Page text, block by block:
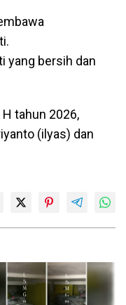
yang bersih dan
tahun 2026,
(ilyas) dan